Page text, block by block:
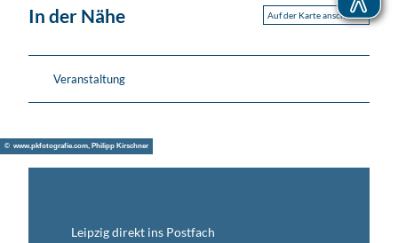
In der Nähe Auf der Karte anschauen
Veranstaltung
© www.pkfotografie.com, Philipp Kirschner
Leipzig direkt ins Postfach